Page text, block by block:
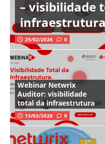
– visibilidade
infraestrutura
25/02/2026 0
Webinar Netwrix
Auditor: visibilidade
total da infraestrutura
13/02/2026 0